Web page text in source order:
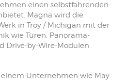
einen selbstfahrenden
Magna wird die
in Troy / Michigan mit der
wie Türen, Panorama-
Drive-by-Wire-Modulen
Unternehmen wie May